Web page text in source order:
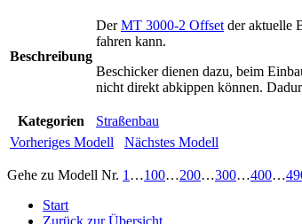
Beschreibung
DerMT 3000-2 Offset der aktuelle
fahren kann.
Beschicker dienen dazu, beim
nicht direkt abkippen können.
Kategorien
Straßenbau
Vorheriges Modell
Nächstes Modell
Gehe zu Modell Nr. 1 …100…200…300…400…
Start
Zurück zur Übersicht